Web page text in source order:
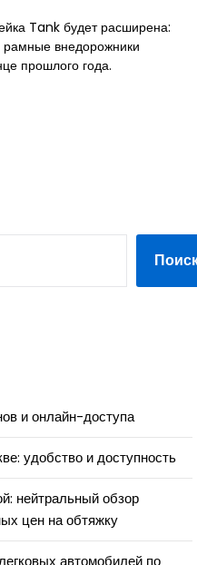
Tank будет расширена:
рамные внедорожники
прошлого года.
и онлайн-доступа
удобство и доступность
нейтральный обзор
цен на обтяжку